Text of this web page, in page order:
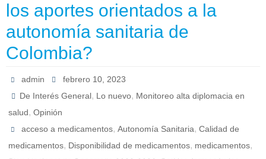
los aportes orientados a la
autonomía sanitaria de
Colombia?
admin
febrero 10, 2023
De Interés General, Lo nuevo, Monitoreo alta diplomacia en
salud, Opinión
acceso a medicamentos,Autonomía Sanitaria,Calidad de
medicamentos, Disponibilidad de medicamentos, medicamentos,